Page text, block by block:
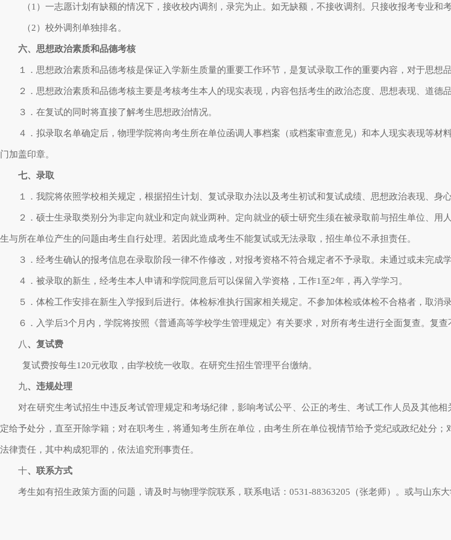
（1）一志愿计划有缺额的情况下，接收校内调剂，录完为止。如无缺额，不接收调剂。只接收报考专业和
（2）校外调剂单独排名。
六、思想政治素质和品德考核
１．思想政治素质和品德考核是保证入学新生质量的重要工作环节，是复试录取工作的重要内容，对于思想品
２．思想政治素质和品德考核主要是考核考生本人的现实表现，内容包括考生的政治态度、思想表现、道德品
３．在复试的同时将直接了解考生思想政治情况。
４．拟录取名单确定后，物理学院将向考生所在单位函调人事档案（或档案审查意见）和本人现实表现等材
门加盖印章。
七、录取
１．我院将依照学校相关规定，根据招生计划、复试录取办法以及考生初试和复试成绩、思想政治表现、身心
２．硕士生录取类别分为非定向就业和定向就业两种。定向就业的硕士研究生须在被录取前与招生单位、用
生与所在单位产生的问题由考生自行处理。若因此造成考生不能复试或无法录取，招生单位不承担责任。
３．经考生确认的报考信息在录取阶段一律不作修改，对报考资格不符合规定者不予录取。未通过或未完成学
４．被录取的新生，经考生本人申请和学院同意后可以保留入学资格，工作1至2年，再入学学习。
５．体检工作安排在新生入学报到后进行。体检标准执行国家相关规定。不参加体检或体检不合格者，取消录
６．入学后3个月内，学院将按照《普通高等学校学生管理规定》有关要求，对所有考生进行全面复查。复
八、复试费
复试费按每生120元收取，由学校统一收取。在研究生招生管理平台缴纳。
九、违规处理
对在研究生考试招生中违反考试管理规定和考场纪律，影响考试公平、公正的考生、考试工作人员及其他相
定给予处分，直至开除学籍；对在职考生，将通知考生所在单位，由考生所在单位视情节给予党纪或政纪处分
法律责任，其中构成犯罪的，依法追究刑事责任。
十、联系方式
考生如有招生政策方面的问题，请及时与物理学院联系，联系电话： 0531-88363205 （张老师）。或与山东